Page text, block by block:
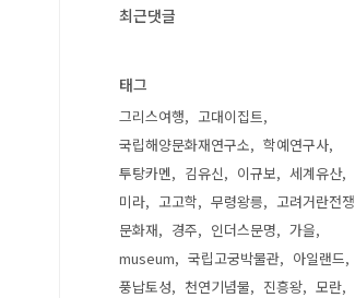
최근댓글
태그
그리스여행
고대이집트
국립해양문화재연구소
학예연구사
투탕카멘
김유신 이규보
세계유산
미라
고고학 무령왕릉
고려거란전쟁
문화재
경주 인더스문명
가을
museum
국립고궁박물관
아일랜드
풍납토성
천연기념물 진흥왕
모란